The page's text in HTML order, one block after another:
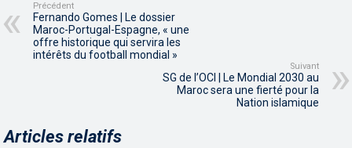
Précédent
Fernando Gomes | Le dossier
Maroc-Portugal-Espagne, « une
offre historique qui servira les
intérêts du football mondial »
Suivant
SG de l’OCI | Le Mondial 2030 au
Maroc sera une fierté pour la
Nation islamique
Articles relatifs